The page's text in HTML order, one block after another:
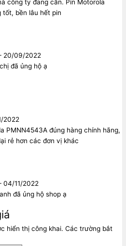
công ty đang cần. Pin Motorola
tốt, bền lâu hết pin
20/09/2022
đã ủng hộ ạ
2022
PMNN4543A đúng hàng chính hãng,
rẻ hơn các đơn vị khác
04/11/2022
đã ủng hộ shop ạ
hiển thị công khai. Các trường bắt